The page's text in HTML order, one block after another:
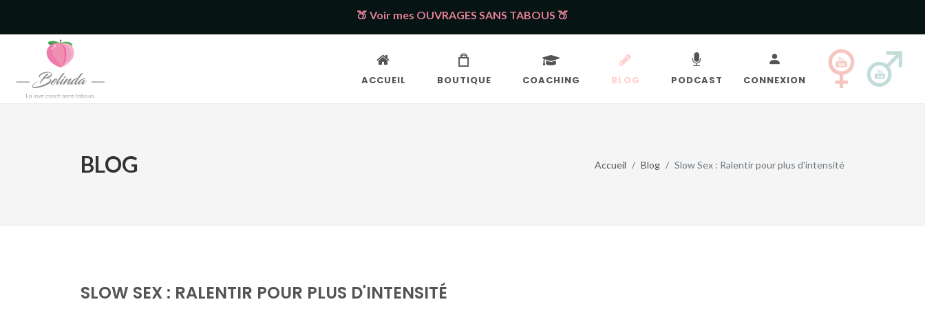
🍑 Voir mes OUVRAGES SANS TABOUS 🍑
ACCUEIL BOUTIQUE COACHING BLOG PODCAST CONNEXION
BLOG Accueil Blog Slow Sex : Ralentir pour plus d'intensité
SLOW SEX : RALENTIR POUR PLUS D'INTENSITÉ